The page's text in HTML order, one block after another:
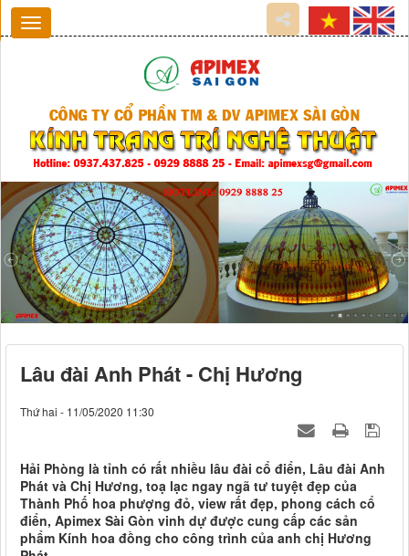
Lâu đài Anh Phát - Chị Hương
Thứ hai - 11/05/2020 11:30
Hải Phòng là tỉnh có rất nhiều lâu đài cổ điển, Lâu đài Anh
Phát và Chị Hương, toạ lạc ngay ngã tư tuyệt đẹp của
Thành Phố hoa phượng đỏ, view rất đẹp, phong cách cổ
điển, Apimex Sài Gòn vinh dự được cung cấp các sản
phẩm Kính hoa đồng cho công trình của anh chị Hương